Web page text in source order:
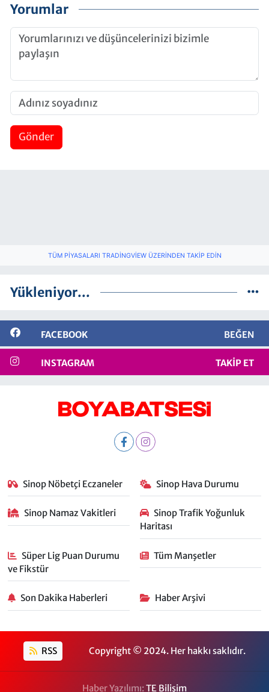
Yorumlar
Gönder
TÜM PIYASALARI TRADINGVIEW ÜZERINDEN TAKIP EDIN
Yükleniyor...
FACEBOOK BEĞEN
INSTAGRAM TAKIP ET
Sinop Nöbetçi Eczaneler Sinop Hava Durumu
Sinop Namaz Vakitleri
Sinop Trafik Yoğunluk
Haritası
Süper Lig Puan Durumu
ve Fikstür
Tüm Manşetler
Son Dakika Haberleri Haber Arşivi
RSS Copyright © 2024. Her hakkı saklıdır.
Haber Yazılımı:TE Bilişim